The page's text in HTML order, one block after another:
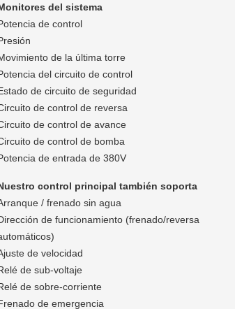
del sistema
de control
de la última torre
del circuito de control
de circuito de seguridad
de control de reversa
de control de avance
de control de bomba
de entrada de 380V
control principal también soporta
/ frenado sin agua
de funcionamiento (frenado/reversa
de velocidad
de sub-voltaje
de sobre-corriente
de emergencia